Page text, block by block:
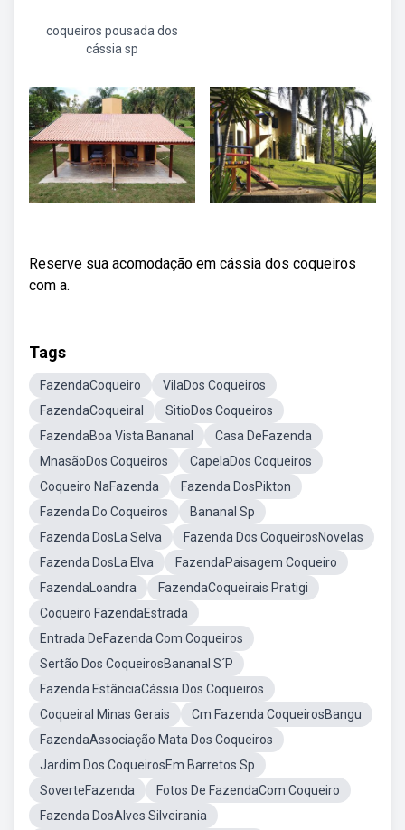
coqueiros pousada dos
cássia sp
Reserve sua acomodação em cássia dos coqueiros
com a.
Tags
FazendaCoqueiro
VilaDos Coqueiros
FazendaCoqueiral
SitioDos Coqueiros
FazendaBoa Vista Bananal
Casa DeFazenda
MnasãoDos Coqueiros
CapelaDos Coqueiros
Coqueiro NaFazenda
Fazenda DosPikton
Fazenda Do Coqueiros
Bananal Sp
Fazenda DosLa Selva
Fazenda Dos CoqueirosNovelas
Fazenda DosLa Elva
FazendaPaisagem Coqueiro
FazendaLoandra
FazendaCoqueirais Pratigi
Coqueiro FazendaEstrada
Entrada DeFazenda Com Coqueiros
Sertão Dos CoqueirosBananal S´P
Fazenda EstânciaCássia Dos Coqueiros
Coqueiral Minas Gerais
Cm Fazenda CoqueirosBangu
FazendaAssociação Mata Dos Coqueiros
Jardim Dos CoqueirosEm Barretos Sp
SoverteFazenda
Fotos De FazendaCom Coqueiro
Fazenda DosAlves Silveirania